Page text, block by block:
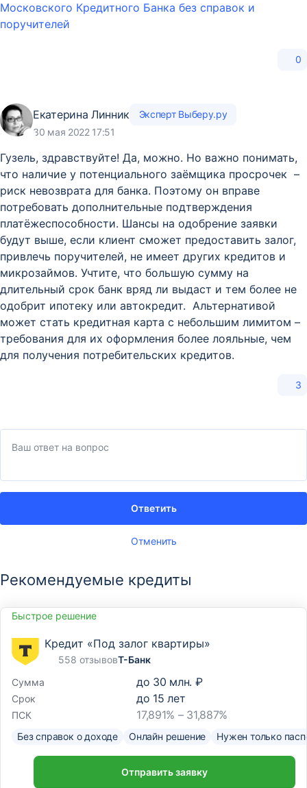
Московского Кредитного Банка без справок и
поручителей
0
Екатерина Линник
Эксперт Выберу.ру
30 мая 2022 17:51
Гузель, здравствуйте! Да, можно. Но важно понимать,
что наличие у потенциального заёмщика просрочек –
риск невозврата для банка. Поэтому он вправе
потребовать дополнительные подтверждения
платёжеспособности. Шансы на одобрение заявки
будут выше, если клиент сможет предоставить залог,
привлечь поручителей, не имеет других кредитов и
микрозаймов. Учтите, что большую сумму на
длительный срок банк вряд ли выдаст и тем более не
одобрит ипотеку или автокредит. Альтернативой
может стать кредитная карта с небольшим лимитом –
требования для их оформления более лояльные, чем
для получения потребительских кредитов.
3
Отменить
Ответить
Рекомендуемые кредиты
Быстрое решение
Кредит «Под залог квартиры»
558 отзывовТ-Банк
Сумма
до 30 млн. ₽
Срок до 15 лет
ПСК 17,891% – 31,887%
Без справок о доходе Онлайн решение Нужен только
Отправить заявку